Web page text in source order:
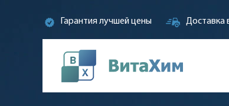
Гарантия лучшей цены Доставка